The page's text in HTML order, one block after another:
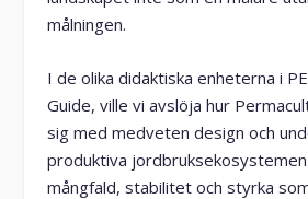
målningen.
I de olika didaktiska enheterna i
Guide, ville vi avslöja hur
sig med medveten design och
produktiva
mångfald, stabilitet och styrka